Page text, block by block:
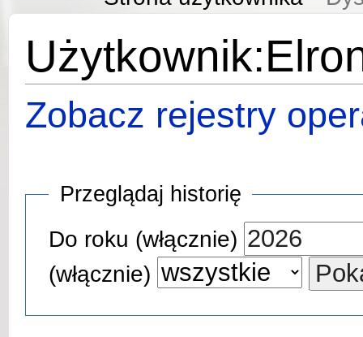
Zobacz rejestry
Przeglądaj historię
Do roku (włącznie)
(włącznie)